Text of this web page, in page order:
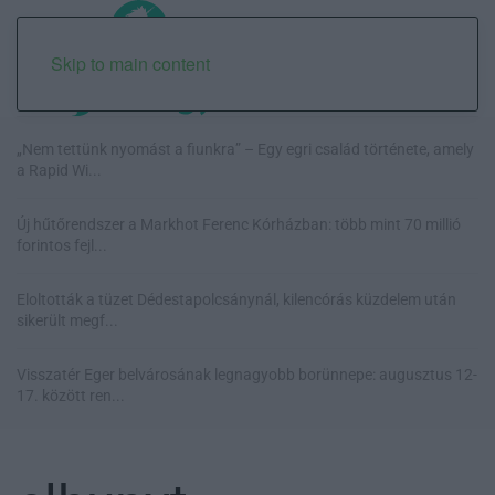
Skip to main content
„Nem tettünk nyomást a fiunkra” – Egy egri család története, amely
a Rapid Wi...
Új hűtőrendszer a Markhot Ferenc Kórházban: több mint 70 millió
forintos fejl...
Eloltották a tüzet Dédestapolcsánynál, kilencórás küzdelem után
sikerült megf...
Visszatér Eger belvárosának legnagyobb borünnepe: augusztus 12-
17. között ren...